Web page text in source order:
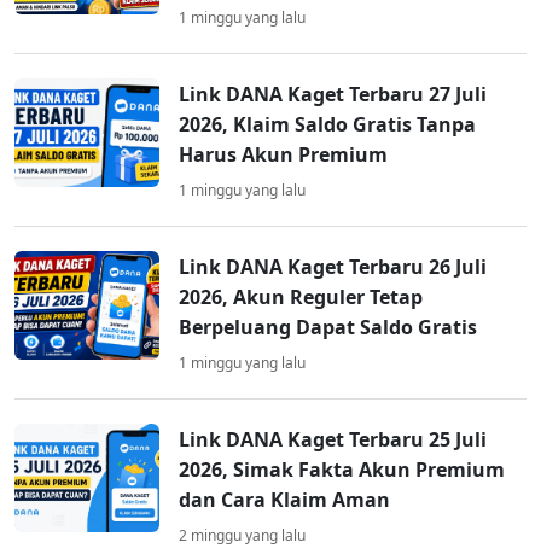
1 minggu yang lalu
Link DANA Kaget Terbaru 27 Juli
2026, Klaim Saldo Gratis Tanpa
Harus Akun Premium
1 minggu yang lalu
Link DANA Kaget Terbaru 26 Juli
2026, Akun Reguler Tetap
Berpeluang Dapat Saldo Gratis
1 minggu yang lalu
Link DANA Kaget Terbaru 25 Juli
2026, Simak Fakta Akun Premium
dan Cara Klaim Aman
2 minggu yang lalu